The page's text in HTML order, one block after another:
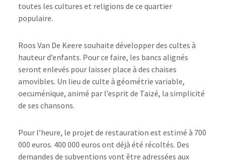
toutes les cultures et religions de ce quartier
populaire.
Roos Van De Keere souhaite développer des cultes à
hauteur d’enfants. Pour ce faire, les bancs alignés
seront enlevés pour laisser place à des chaises
amovibles. Un lieu de culte à géométrie variable,
oecuménique, animé par l’esprit de Taizé, la simplicité
de ses chansons.
Pour l’heure, le projet de restauration est estimé à 700
000 euros. 400 000 euros ont déjà été récoltés. Des
demandes de subventions vont être adressées aux